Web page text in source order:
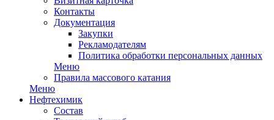
Контакты
Документация
Закупки
Рекламодателям
Политика обработки персональных данных
Меню
Правила массового катания
Меню
Нефтехимик
Состав